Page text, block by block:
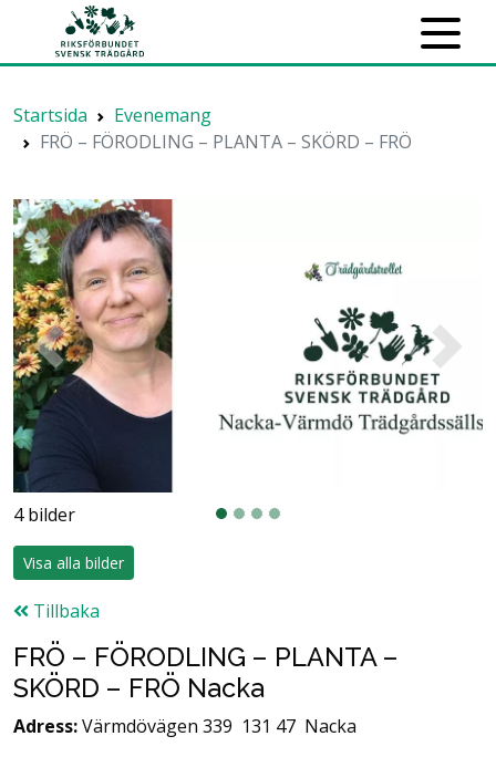
Startsida
Evenemang
FRÖ – FÖRODLING – PLANTA – SKÖRD – FRÖ
Previous Next
4 bilder
Visa alla bilder
Tillbaka
FRÖ – FÖRODLING – PLANTA –
SKÖRD – FRÖ Nacka
Adress:Värmdövägen 339 131 47 Nacka